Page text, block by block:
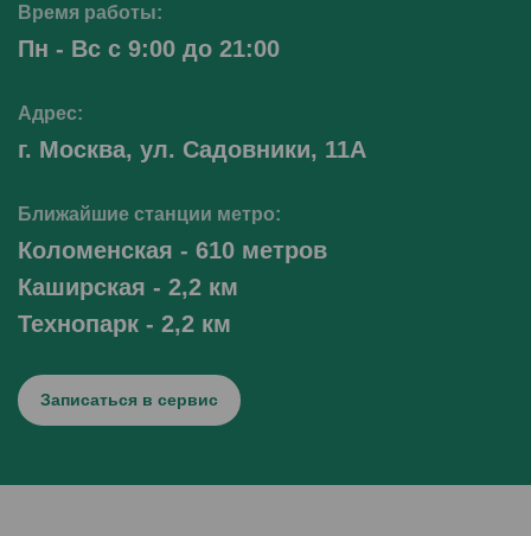
Время работы:
Пн - Вс с 9:00 до 21:00
Адрес:
г. Москва, ул. Садовники, 11А
Ближайшие станции метро:
Коломенская - 610 метров
Каширская - 2,2 км
Технопарк - 2,2 км
Записаться в сервис